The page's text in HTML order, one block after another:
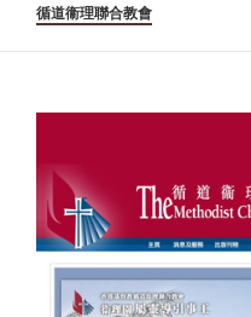
循道衞理聯合教會